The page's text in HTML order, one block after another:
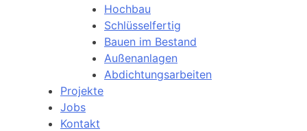
Hochbau
Schlüsselfertig
Bauen im Bestand
Außenanlagen
Abdichtungsarbeiten
Projekte
Jobs
Kontakt